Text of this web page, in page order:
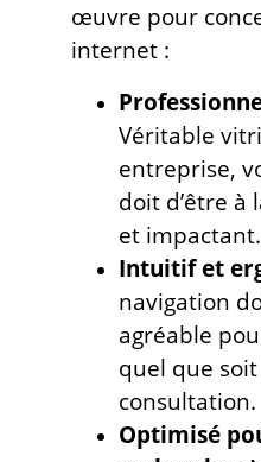
œuvre pour
internet :
Véritable
entreprise,
doit d’être à
et impactant.
Intuitif et
navigation
agréable
quel que
consultation.
Optimisé